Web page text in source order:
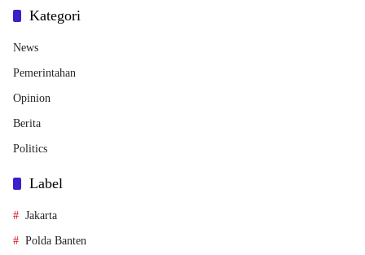
Kategori
News
Pemerintahan
Opinion
Berita
Politics
Label
Jakarta
Polda Banten